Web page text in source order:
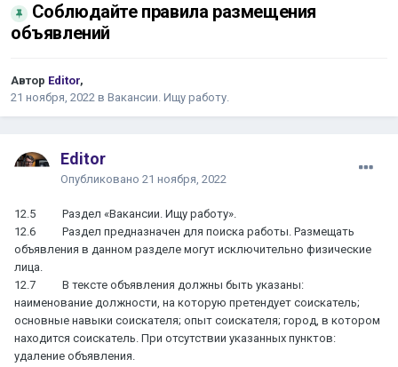
Соблюдайте правила размещения
объявлений
Автор Editor,
21 ноября, 2022 в Вакансии. Ищу работу.
Editor
Опубликовано 21 ноября, 2022
12.5 Раздел «Вакансии. Ищу работу».
12.6 Раздел предназначен для поиска работы. Размещать
объявления в данном разделе могут исключительно физические
лица.
12.7 В тексте объявления должны быть указаны:
наименование должности, на которую претендует соискатель;
основные навыки соискателя; опыт соискателя; город, в котором
находится соискатель. При отсутствии указанных пунктов:
удаление объявления.